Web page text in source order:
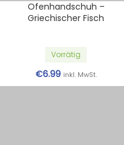
Ofenhandschuh –
Griechischer Fisch
Vorrätig
€6.99 inkl. MwSt.